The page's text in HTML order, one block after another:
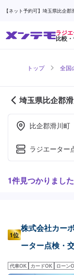
【ネット予約可】埼玉県比企
ラジ
比較
トップ 全国
埼玉県比企郡
ー交換対応店
比企郡滑川町
ラジエーター
1件見つかりました
1位
株式会社カー
ーター点検・
代車OK カードOK ローン